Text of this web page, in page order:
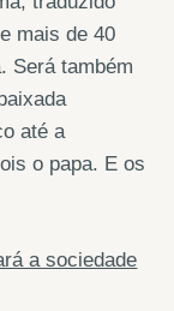
mais de 40
Será também
até a
o papa. E os
a sociedade